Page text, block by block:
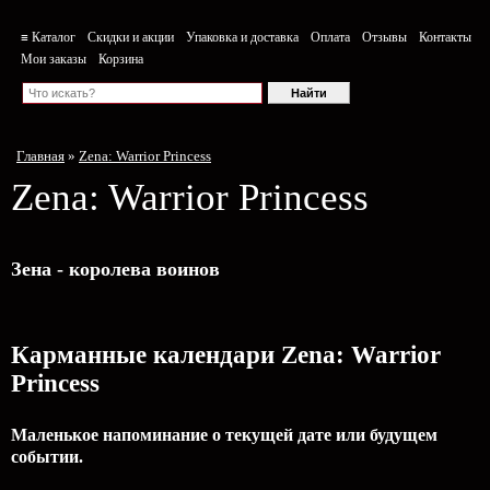
≡ Каталог Скидки и акции Упаковка и доставка Оплата Отзывы
Контакты
Мои заказы
Корзина
Главная » Zena: Warrior Princess
Zena: Warrior Princess
Зена - королева воинов
Карманные календари Zena: Warrior
Princess
Маленькое напоминание о текущей дате или будущем
событии.